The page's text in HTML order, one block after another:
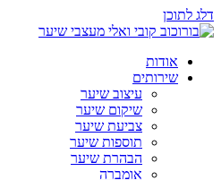
דלג לתוכן
אודות
שירותים
עיצוב שיער
שיקום שיער
צביעת שיער
תוספות שיער
הבהרת שיער
אומברה